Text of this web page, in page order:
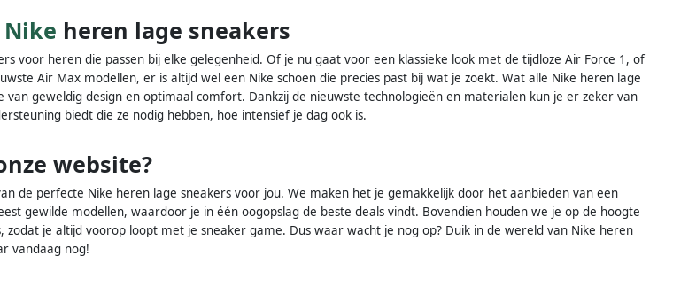
Nike heren lage sneakers
voor heren die passen bij elke gelegenheid. Of je nu gaat voor een klassieke look met de tijdloze Air Force 1, of
Air Max modellen, er is altijd wel een Nike schoen die precies past bij wat je zoekt. Wat alle Nike heren lage
van geweldig design en optimaal comfort. Dankzij de nieuwste technologieën en materialen kun je er zeker van
biedt die ze nodig hebben, hoe intensief je dag ook is.
website?
de perfecte Nike heren lage sneakers voor jou. We maken het je gemakkelijk door het aanbieden van een
gewilde modellen, waardoor je in één oogopslag de beste deals vindt. Bovendien houden we je op de hoogte
zodat je altijd voorop loopt met je sneaker game. Dus waar wacht je nog op? Duik in de wereld van Nike heren
vandaag nog!